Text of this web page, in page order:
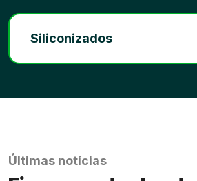
Siliconizados
Últimas notícias